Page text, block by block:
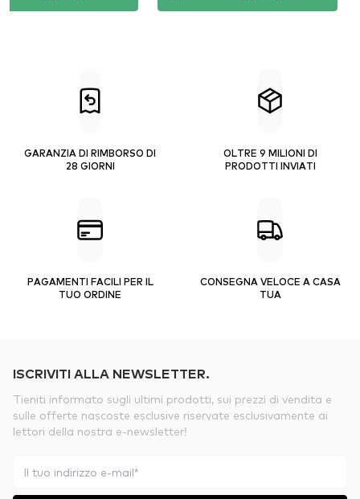
GARANZIA DI RIMBORSO DI
28 GIORNI
OLTRE 9 MILIONI DI
PRODOTTI INVIATI
PAGAMENTI FACILI PER IL
TUO ORDINE
CONSEGNA VELOCE A CASA
TUA
ISCRIVITI ALLA NEWSLETTER.
Tieniti informato sugli ultimi prodotti, sui prezzi di vendita e
sulle offerte nascoste esclusive riservate esclusivamente ai
lettori della nostra e-newsletter!